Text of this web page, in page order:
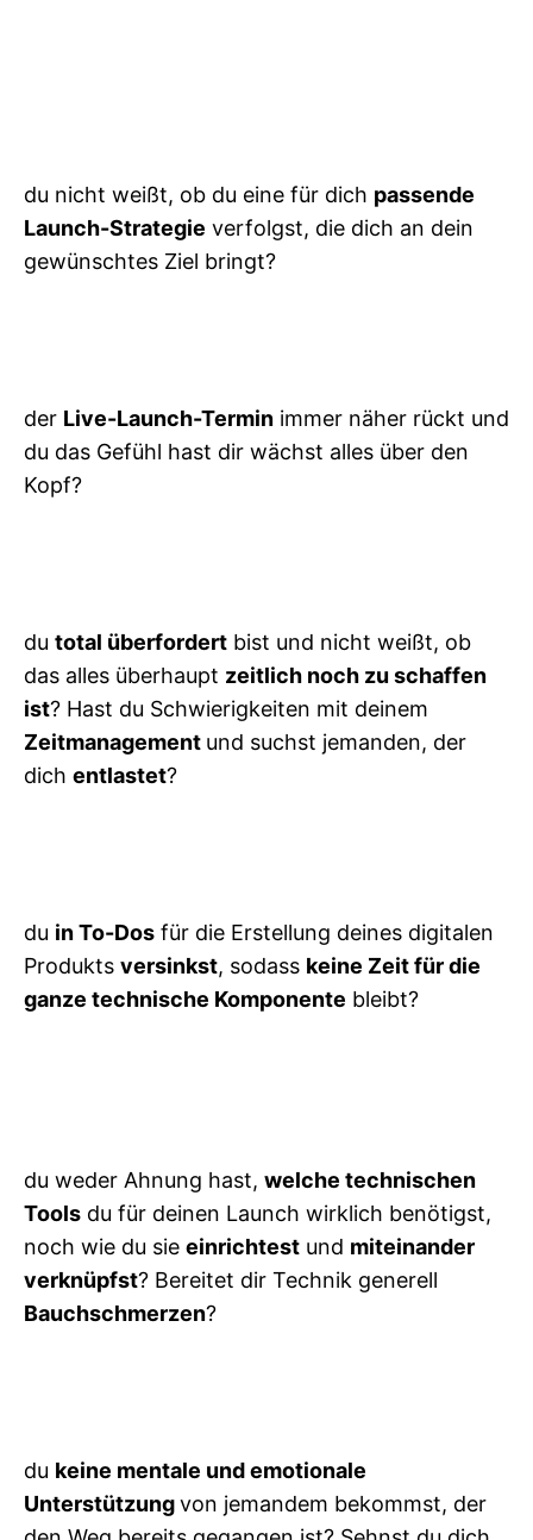
du nicht weißt, ob du eine für dich passende
Launch-Strategie verfolgst, die dich an dein
gewünschtes Ziel bringt?
der Live-Launch-Termin immer näher rückt und
du das Gefühl hast dir wächst alles über den
Kopf?
du total überfordert bist und nicht weißt, ob
das alles überhaupt zeitlich noch zu schaffen
ist? Hast du Schwierigkeiten mit deinem
Zeitmanagement und suchst jemanden, der
dich entlastet?
du in To-Dos für die Erstellung deines digitalen
Produkts versinkst, sodass keine Zeit für die
ganze technische Komponente bleibt?
du weder Ahnung hast, welche technischen
Tools du für deinen Launch wirklich benötigst,
noch wie du sie einrichtest und miteinander
verknüpfst? Bereitet dir Technik generell
Bauchschmerzen?
du keine mentale und emotionale
Unterstützungvon jemandem bekommst, der